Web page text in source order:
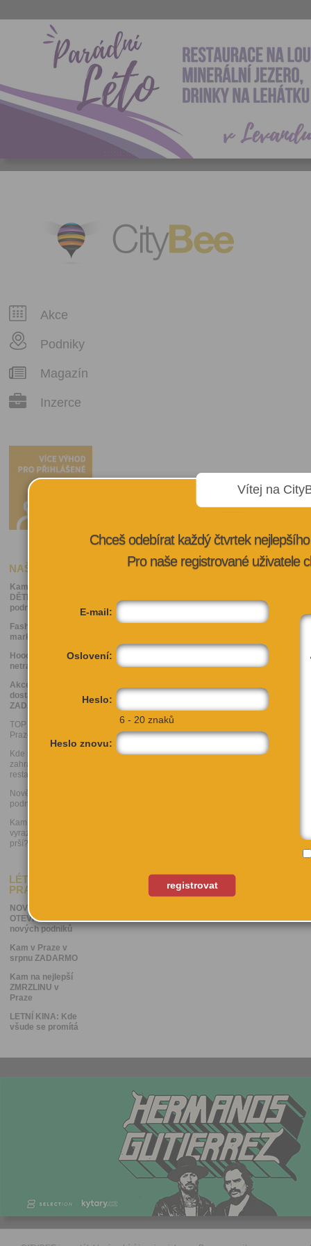
CityBee
Akce
Podniky
Magazín
Inzerce
NAŠE VÝBĚRY
Kam v Praze s
DĚTMI - akce &
podniky
Fashion bazary,
markety a blešáky
Hooodně
netradiční podniky
Akce, kam se
dostanete
ZADARMO
TOP únikové hry v
Praze
Kde najít nejhezčí
zahrádky u
restaurací
Nově otevřené
podniky
Kam v Praze
vyrazit, když venku
prší?
LÉTO 2026 V
PRAZE
NOVĚ
OTEVŘENO: 15
nových podniků
Kam v Praze v
srpnu ZADARMO
Kam na nejlepší
ZMRZLINU v
Praze
LETNÍ KINA: Kde
všude se promítá
Vítej na
Chceš odebírat každý čtvrtek
Pro naše registrované uživatele
E-mail:
Oslovení:
Heslo:
6 - 20 znaků
Heslo znovu:
registrovat